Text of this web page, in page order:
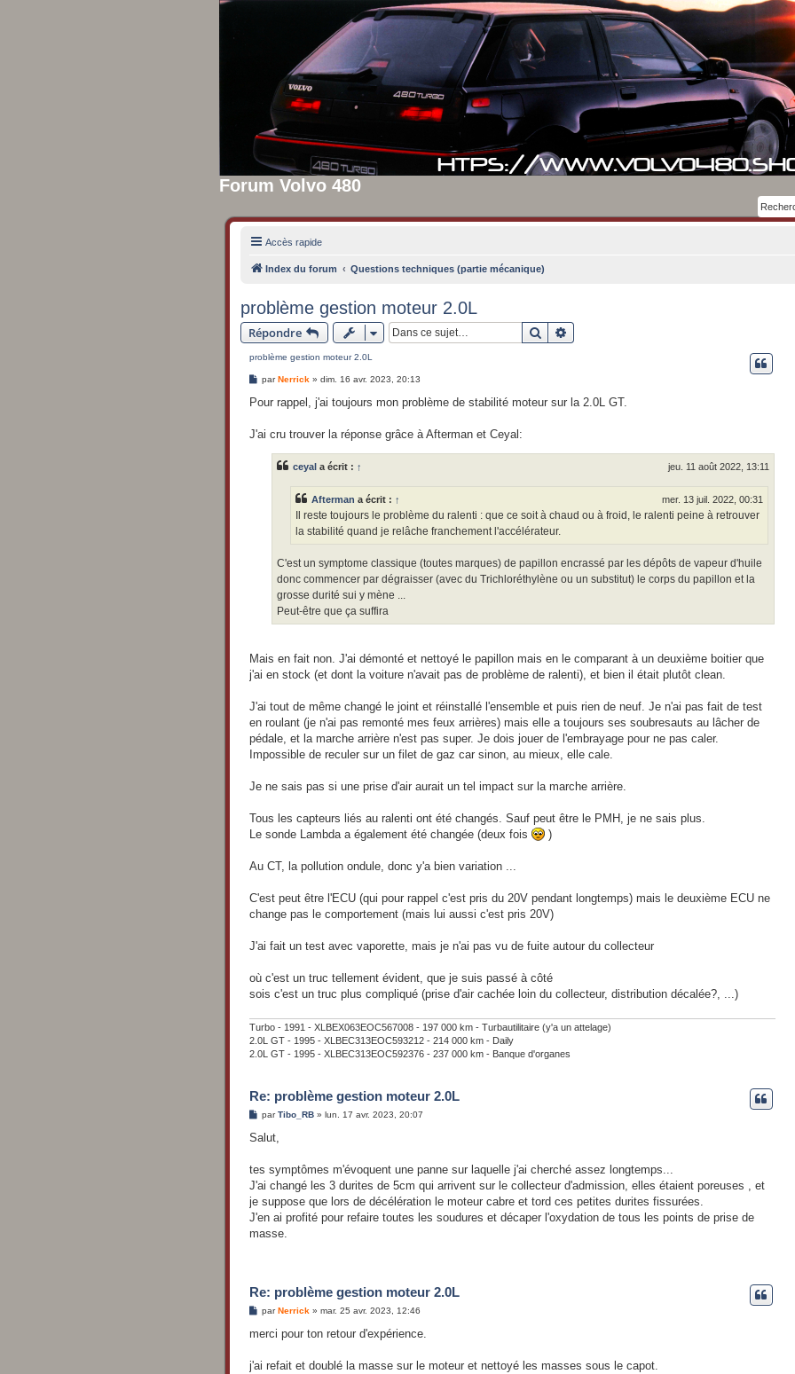
Forum Volvo 480
Accès rapide
Index du forum Questions techniques (partie mécanique)
problème gestion moteur 2.0L
Répondre Rechercher
problème gestion moteur 2.0L
M
s
g
parNerrick » dim. 16 avr. 2023, 20:13
Pour rappel, j'ai toujours mon problème de stabilité moteur sur la 2.0L GT.
J'ai cru trouver la réponse grâce à Afterman et Ceyal:
ceyal a écrit : ↑ jeu. 11 août 2022, 13:11
Afterman a écrit : ↑ mer. 13 juil. 2022, 00:31
Il reste toujours le problème du ralenti : que ce soit à chaud ou à froid, le ralenti peine à retrouver
la stabilité quand je relâche franchement l'accélérateur.
C'est un symptome classique (toutes marques) de papillon encrassé par les dépôts de vapeur d'huile
donc commencer par dégraisser (avec du Trichloréthylène ou un substitut) le corps du papillon et la
grosse durité sui y mène ...
Peut-être que ça suffira
Mais en fait non. J'ai démonté et nettoyé le papillon mais en le comparant à un deuxième boitier que
j'ai en stock (et dont la voiture n'avait pas de problème de ralenti), et bien il était plutôt clean.
J'ai tout de même changé le joint et réinstallé l'ensemble et puis rien de neuf. Je n'ai pas fait de test
en roulant (je n'ai pas remonté mes feux arrières) mais elle a toujours ses soubresauts au lâcher de
pédale, et la marche arrière n'est pas super. Je dois jouer de l'embrayage pour ne pas caler.
Impossible de reculer sur un filet de gaz car sinon, au mieux, elle cale.
Je ne sais pas si une prise d'air aurait un tel impact sur la marche arrière.
Tous les capteurs liés au ralenti ont été changés. Sauf peut être le PMH, je ne sais plus.
Le sonde Lambda a également été changée (deux fois
)
Au CT, la pollution ondule, donc y'a bien variation ...
C'est peut être l'ECU (qui pour rappel c'est pris du 20V pendant longtemps) mais le deuxième ECU ne
change pas le comportement (mais lui aussi c'est pris 20V)
J'ai fait un test avec vaporette, mais je n'ai pas vu de fuite autour du collecteur
où c'est un truc tellement évident, que je suis passé à côté
sois c'est un truc plus compliqué (prise d'air cachée loin du collecteur, distribution décalée?, ...)
Turbo - 1991 - XLBEX063EOC567008 - 197 000 km - Turbautilitaire (y'a un attelage)
2.0L GT - 1995 - XLBEC313EOC593212 - 214 000 km - Daily
2.0L GT - 1995 - XLBEC313EOC592376 - 237 000 km - Banque d'organes
Re: problème gestion moteur 2.0L
M
s
g
parTibo_RB » lun. 17 avr. 2023, 20:07
Salut,
tes symptômes m'évoquent une panne sur laquelle j'ai cherché assez longtemps...
J'ai changé les 3 durites de 5cm qui arrivent sur le collecteur d'admission, elles étaient poreuses , et
je suppose que lors de décélération le moteur cabre et tord ces petites durites fissurées.
J'en ai profité pour refaire toutes les soudures et décaper l'oxydation de tous les points de prise de
masse.
Re: problème gestion moteur 2.0L
M
s
g
parNerrick » mar. 25 avr. 2023, 12:46
merci pour ton retour d'expérience.
j'ai refait et doublé la masse sur le moteur et nettoyé les masses sous le capot.